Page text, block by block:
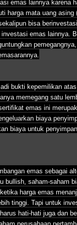
emas lainnya karena
harga mata uang asing
bisa
emas lainnya.
bukti kepemilikan
memegang satu
emas ini
biaya
biaya untuk
emas sebagai
bullish, saham-saham
harga emas
tinggi. Tapi untuk
hati-hati juga dan